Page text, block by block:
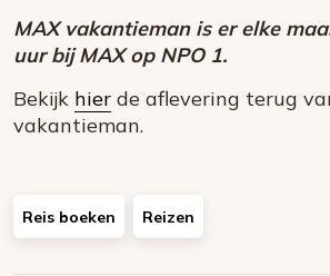
MAX vakantieman is er elke
uur bij MAX op NPO 1.
Bekijk hier de aflevering terug
vakantieman.
Reis boeken Reizen